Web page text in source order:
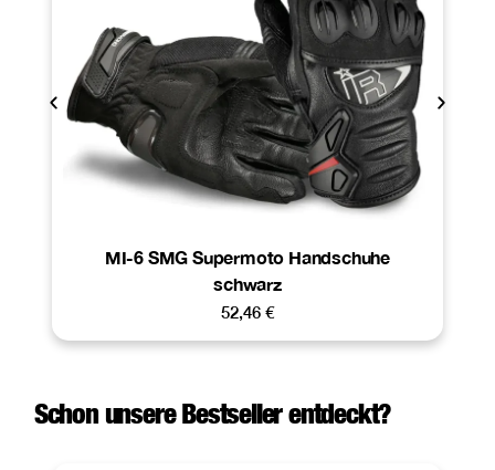
MI-6 SMG Supermoto Handschuhe
schwarz
52,46 €
Schon unsere Bestseller entdeckt?